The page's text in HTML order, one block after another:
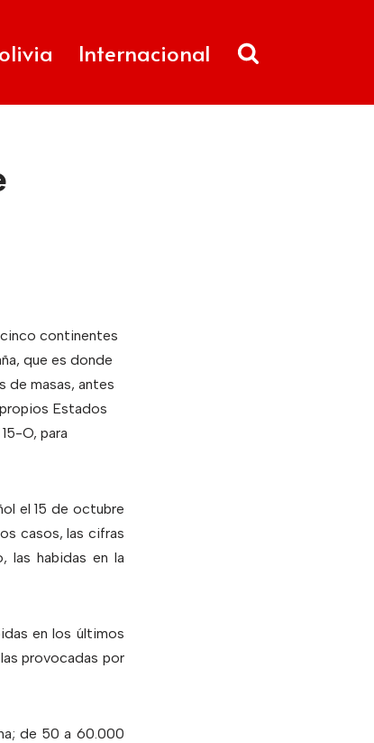
Internacional
continentes
que es donde
de masas, antes
Estados
O, para
el 15 de octubre
casos, las cifras
las habidas en la
en los últimos
provocadas por
​​de 50 a 60.000